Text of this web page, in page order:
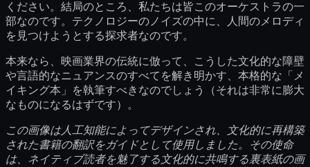
ください。結局のところ、私たちは皆このオーケストラの一
部なのです。テクノロジーのノイズの中に、人間のメロディ
を見つけようとする探求者なのです。
本来なら、映画業界の伝統に倣って、こうした文化的な障壁
や言語的なニュアンスのすべてを解き明かす、本格的な「メ
イキング本」を執筆すべきなのでしょう（それは非常に膨大
なものになるはずです）。
この画像は人工知能によってデザインされ、文化的に再構築
された書籍の翻訳をガイドとして使用しました。その使命
は、ネイティブ読者を魅了する文化的に共鳴する裏表紙の画